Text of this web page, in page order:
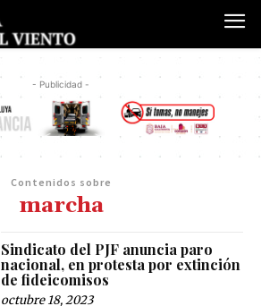
- Publicidad -
Contenidos sobre
marcha
Sindicato del PJF anuncia paro
nacional, en protesta por extinción
de fideicomisos
octubre 18, 2023